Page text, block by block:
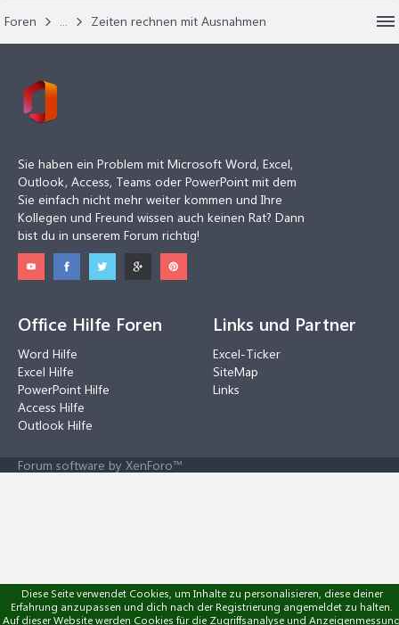
Foren Zeiten rechnen mit Ausnahmen
Sie haben ein Problem mit Microsoft Word, Excel,
Outlook, Access, Teams oder PowerPoint mit dem
Sie einfach nicht mehr weiter kommen und Ihre
Kollegen und Freund wissen auch keinen Rat? Dann
bist du in unserem Forum richtig!
Office Hilfe Foren
Word Hilfe
Excel Hilfe
PowerPoint Hilfe
Access Hilfe
Outlook Hilfe
Links und Partner
Excel-Ticker
SiteMap
Links
Forum software by XenForo™
Diese Seite verwendet Cookies, um Inhalte zu personalisieren, diese deiner
Erfahrung anzupassen und dich nach der Registrierung angemeldet zu halten.
Auf dieser Website werden Cookies für die Zugriffsanalyse und